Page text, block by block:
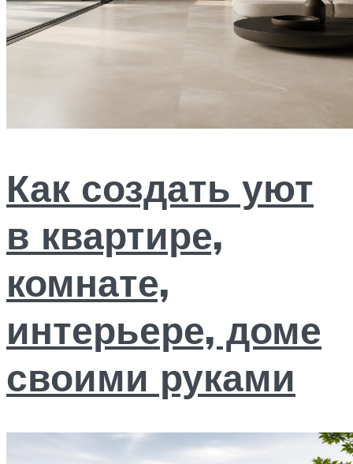
Как создать уют
в квартире,
комнате,
интерьере, доме
своими руками